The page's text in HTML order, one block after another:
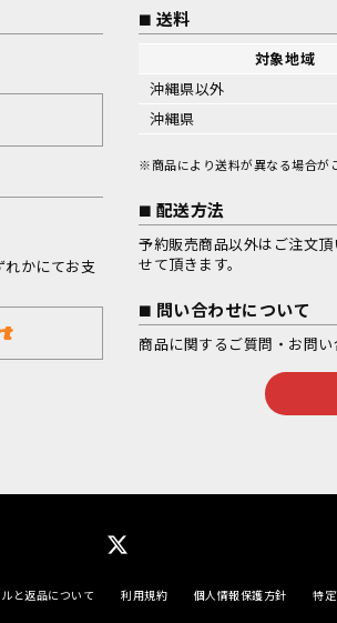
かにてお支
送料
対象地域
沖縄県以外
沖縄県
※商品により送料が異なる場合が
配送方法
予約販売商品以外はご注文
せて頂きます。
問い合わせについて
商品に関するご質問・お問
と返品について 利用規約 個人情報保護方針 特